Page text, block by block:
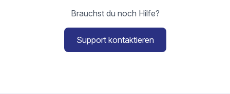
Brauchst du noch Hilfe?
Support kontaktieren